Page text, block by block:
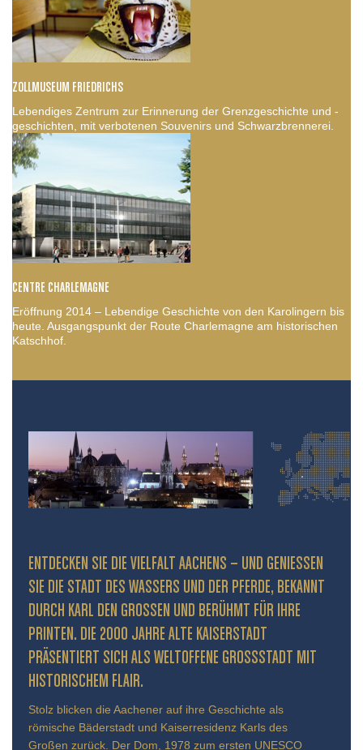
ZOLLMUSEUM FRIEDRICHS
Lebendiges Zentrum zur Erinnerung der Grenzgeschichte und -
geschichten, mit verbotenen Souvenirs und Schwarzbrennerei.
CENTRE CHARLEMAGNE
Eröffnung 2014 – Lebendige Geschichte von den Karolingern bis
heute. Ausgangspunkt der Route Charlemagne am historischen
Katschhof.
ENTDECKEN SIE DIE VIELFALT AACHENS – UND GENIESSEN S
IE DIE STADT DES WASSERS UND DER PFERDE, BEKANNT D
URCH KARL DEN GROSSEN UND BERÜHMT FÜR IHRE PR
INTEN. DIE 2000 JAHRE ALTE KAISERSTADT PR
ÄSENTIERT SICH ALS WELTOFFENE GROSSSTADT MIT HIS
TORISCHEM FLAIR.
Stolz blicken die Aachener auf ihre Geschichte als
römische Bäderstadt und Kaiserresidenz Karls des
Großen zurück. Der Dom, 1978 zum ersten UNESCO